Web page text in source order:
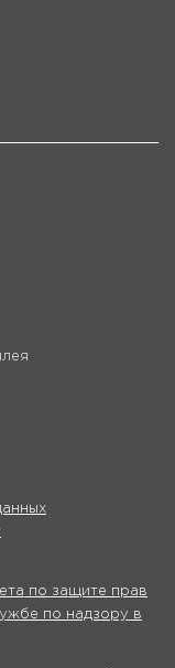
по защите прав
по надзору в